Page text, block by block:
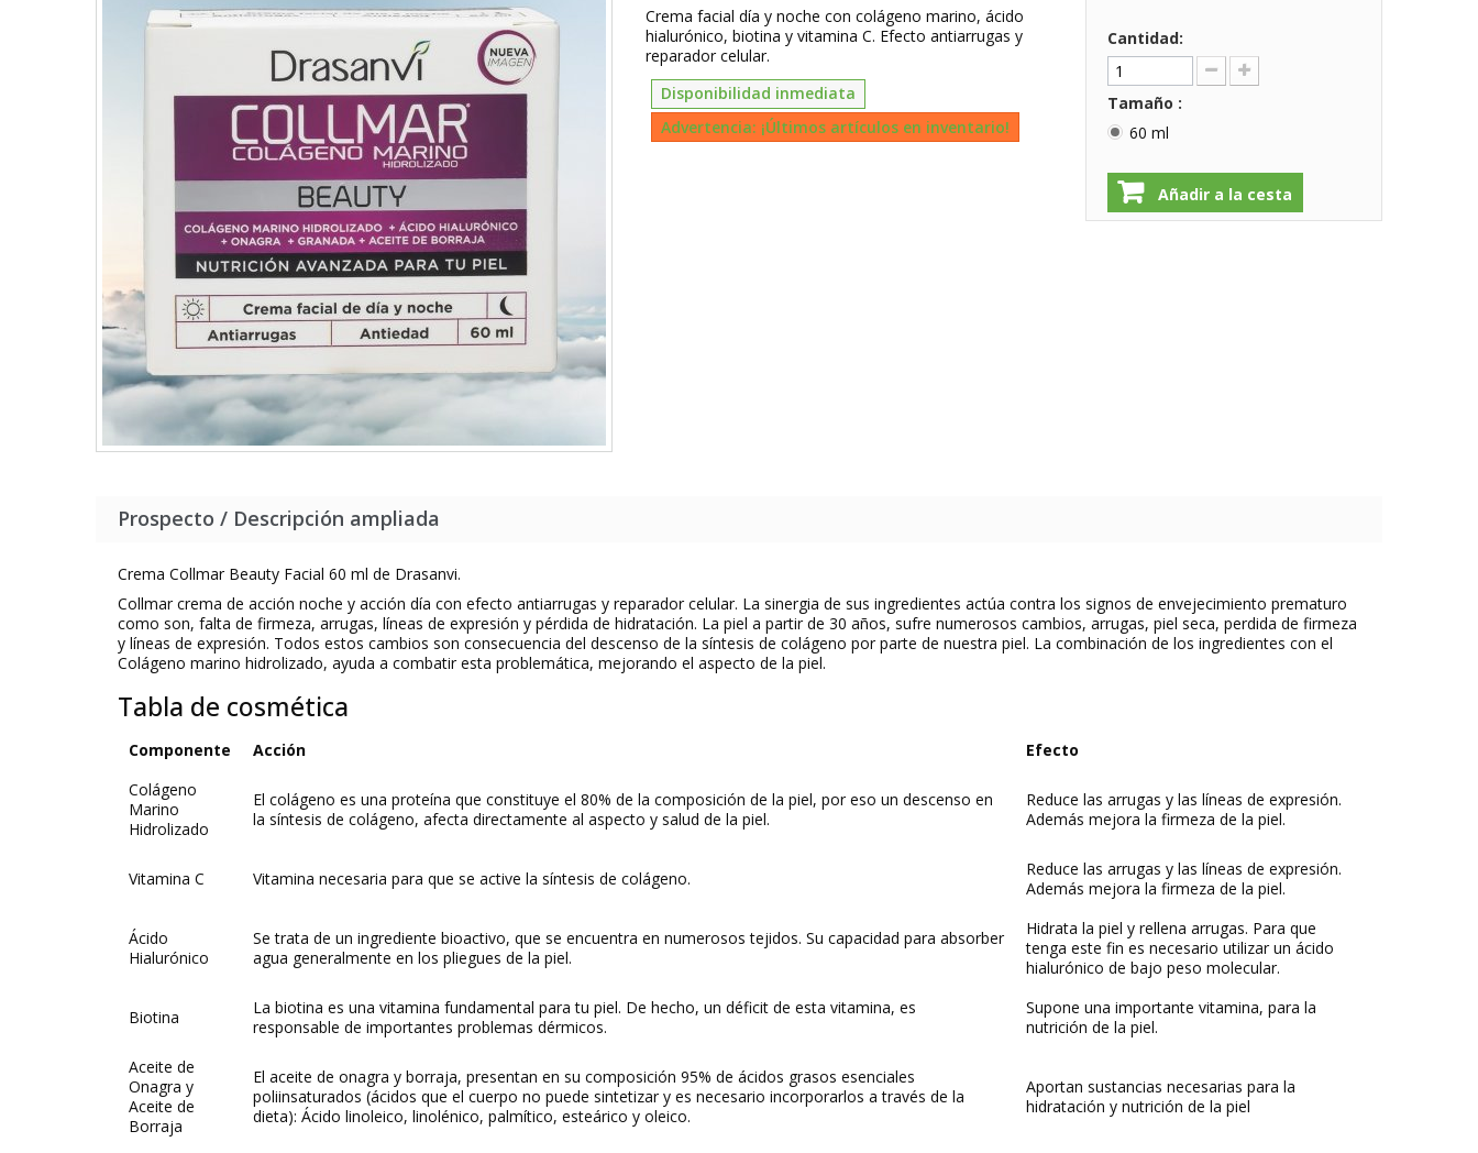
Crema facial día y noche con colágeno marino, ácido
hialurónico, biotina y vitamina C. Efecto antiarrugas y
reparador celular.
Disponibilidad inmediata
Advertencia: ¡Últimos artículos en inventario!
Cantidad:
Tamaño :
60 ml
Añadir a la cesta
Prospecto / Descripción ampliada
Crema Collmar Beauty Facial 60 ml de Drasanvi.
Collmar crema de acción noche y acción día con efecto antiarrugas y reparador celular. La sinergia de sus ingredientes actúa contra los signos de envejecimiento prematuro
como son, falta de firmeza, arrugas, líneas de expresión y pérdida de hidratación. La piel a partir de 30 años, sufre numerosos cambios, arrugas, piel seca, perdida de firmeza
y líneas de expresión. Todos estos cambios son consecuencia del descenso de la síntesis de colágeno por parte de nuestra piel. La combinación de los ingredientes con el
Colágeno marino hidrolizado, ayuda a combatir esta problemática, mejorando el aspecto de la piel.
Tabla de cosmética
Componente Acción
Efecto
Colágeno
Marino
Hidrolizado
El colágeno es una proteína que constituye el 80% de la composición de la piel, por eso un descenso en
la síntesis de colágeno, afecta directamente al aspecto y salud de la piel.
Reduce las arrugas y las líneas de expresión.
Además mejora la firmeza de la piel.
Vitamina C Vitamina necesaria para que se active la síntesis de colágeno.
Reduce las arrugas y las líneas de expresión.
Además mejora la firmeza de la piel.
Ácido
Hialurónico
Se trata de un ingrediente bioactivo, que se encuentra en numerosos tejidos. Su capacidad para absorber
agua generalmente en los pliegues de la piel.
Hidrata la piel y rellena arrugas. Para que
tenga este fin es necesario utilizar un ácido
hialurónico de bajo peso molecular.
Biotina
La biotina es una vitamina fundamental para tu piel. De hecho, un déficit de esta vitamina, es
responsable de importantes problemas dérmicos.
Supone una importante vitamina, para la
nutrición de la piel.
Aceite de
Onagra y
Aceite de
Borraja
El aceite de onagra y borraja, presentan en su composición 95% de ácidos grasos esenciales
poliinsaturados (ácidos que el cuerpo no puede sintetizar y es necesario incorporarlos a través de la
dieta): Ácido linoleico, linolénico, palmítico, esteárico y oleico.
Aportan sustancias necesarias para la
hidratación y nutrición de la piel